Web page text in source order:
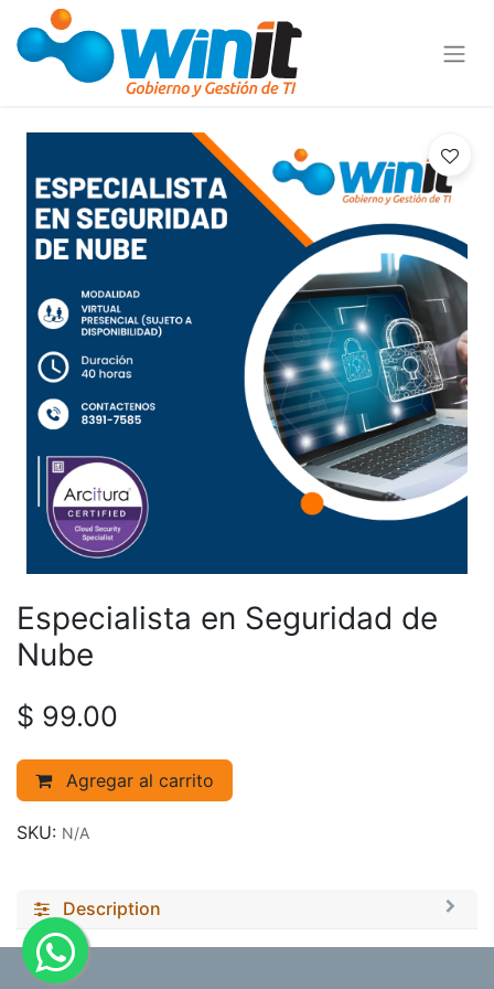
Especialista en Seguridad de
Nube
$ 99.00
Agregar al carrito
SKU: N/A
Description